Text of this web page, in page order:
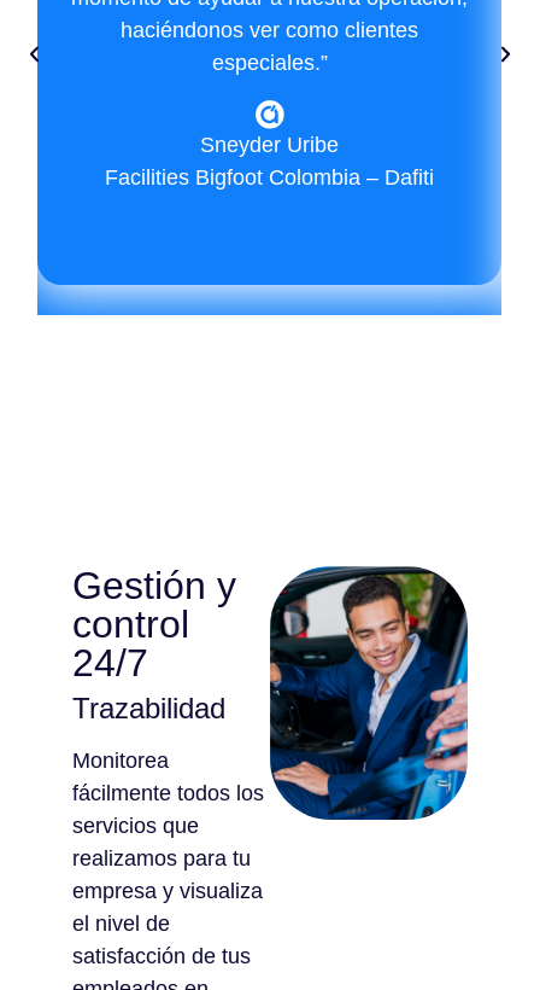
haciéndonos ver como clientes
especiales.”
Sneyder Uribe
Facilities Bigfoot Colombia – Dafiti
Gestión y
control
24/7
Trazabilidad
Monitorea
fácilmente todos los
servicios que
realizamos para tu
empresa y visualiza
el nivel de
satisfacción de tus